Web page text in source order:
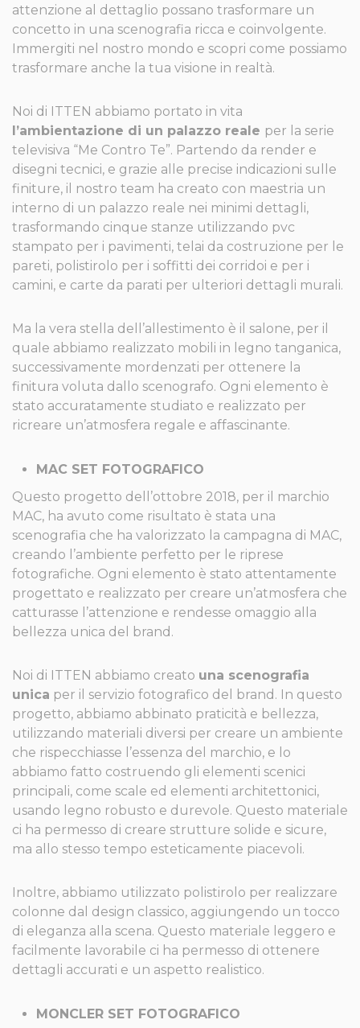
attenzione al dettaglio possano trasformare un
concetto in una scenografia ricca e coinvolgente.
Immergiti nel nostro mondo e scopri come possiamo
trasformare anche la tua visione in realtà.
Noi di ITTEN abbiamo portato in vita
l’ambientazione di un palazzo reale per la serie
televisiva “Me Contro Te”. Partendo da render e
disegni tecnici, e grazie alle precise indicazioni sulle
finiture, il nostro team ha creato con maestria un
interno di un palazzo reale nei minimi dettagli,
trasformando cinque stanze utilizzando pvc
stampato per i pavimenti, telai da costruzione per le
pareti, polistirolo per i soffitti dei corridoi e per i
camini, e carte da parati per ulteriori dettagli murali.
Ma la vera stella dell’allestimento è il salone, per il
quale abbiamo realizzato mobili in legno tanganica,
successivamente mordenzati per ottenere la
finitura voluta dallo scenografo. Ogni elemento è
stato accuratamente studiato e realizzato per
ricreare un’atmosfera regale e affascinante.
MAC SET FOTOGRAFICO
Questo progetto dell’ottobre 2018, per il marchio
MAC, ha avuto come risultato è stata una
scenografia che ha valorizzato la campagna di MAC,
creando l’ambiente perfetto per le riprese
fotografiche. Ogni elemento è stato attentamente
progettato e realizzato per creare un’atmosfera che
catturasse l’attenzione e rendesse omaggio alla
bellezza unica del brand.
Noi di ITTEN abbiamo creato una scenografia
unica per il servizio fotografico del brand. In questo
progetto, abbiamo abbinato praticità e bellezza,
utilizzando materiali diversi per creare un ambiente
che rispecchiasse l’essenza del marchio, e lo
abbiamo fatto costruendo gli elementi scenici
principali, come scale ed elementi architettonici,
usando legno robusto e durevole. Questo materiale
ci ha permesso di creare strutture solide e sicure,
ma allo stesso tempo esteticamente piacevoli.
Inoltre, abbiamo utilizzato polistirolo per realizzare
colonne dal design classico, aggiungendo un tocco
di eleganza alla scena. Questo materiale leggero e
facilmente lavorabile ci ha permesso di ottenere
dettagli accurati e un aspetto realistico.
MONCLER SET FOTOGRAFICO